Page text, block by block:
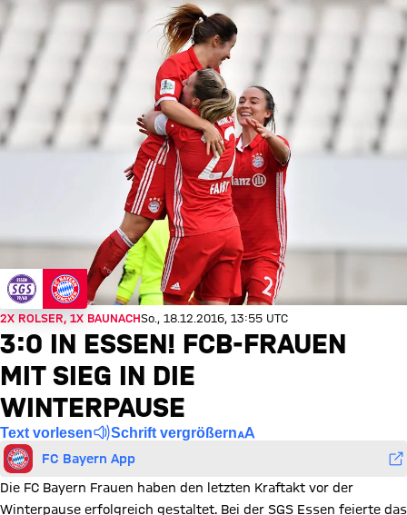
2X ROLSER, 1X BAUNACHSo., 18.12.2016, 13:55 UTC
3:0 IN ESSEN! FCB-FRAUEN
MIT SIEG IN DIE
WINTERPAUSE
Text vorlesen Schrift vergrößern
FC Bayern App
Die FC Bayern Frauen haben den letzten Kraftakt vor der
Winterpause erfolgreich gestaltet. Bei der SGS Essen feierte das